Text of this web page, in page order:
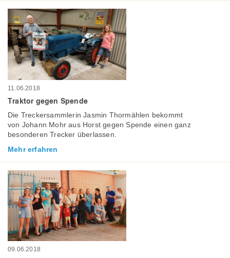
11.06.2018
Traktor gegen Spende
Die Treckersammlerin Jasmin Thormählen bekommt
von Johann Mohr aus Horst gegen Spende einen ganz
besonderen Trecker überlassen.
Mehr erfahren
09.06.2018